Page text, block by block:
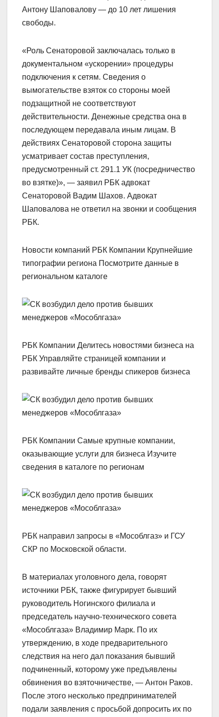
Антону Шаповалову — до 10 лет лишения
свободы.
«Роль Сенаторовой заключалась только в
документальном «ускорении» процедуры
подключения к сетям. Сведения о
вымогательстве взяток со стороны моей
подзащитной не соответствуют
действительности. Денежные средства она в
последующем передавала иным лицам. В
действиях Сенаторовой сторона защиты
усматривает состав преступления,
предусмотренный ст. 291.1 УК (посредничество
во взятке)», — заявил РБК адвокат
Сенаторовой Вадим Шахов. Адвокат
Шаповалова не ответил на звонки и сообщения
РБК.
Новости компаний РБК Компании Крупнейшие
типографии региона Посмотрите данные в
региональном каталоге
РБК Компании Делитесь новостями бизнеса на
РБК Управляйте страницей компании и
развивайте личные бренды спикеров бизнеса
РБК Компании Самые крупные компании,
оказывающие услуги для бизнеса Изучите
сведения в каталоге по регионам
РБК направил запросы в «Мособлгаз» и ГСУ
СКР по Московской области.
В материалах уголовного дела, говорят
источники РБК, также фигурирует бывший
руководитель Ногинского филиала и
председатель научно-технического совета
«Мособлгаза» Владимир Марк. По их
утверждению, в ходе предварительного
следствия на него дал показания бывший
подчиненный, которому уже предъявлены
обвинения во взяточничестве, — Антон Раков.
После этого несколько предпринимателей
подали заявления с просьбой допросить их по